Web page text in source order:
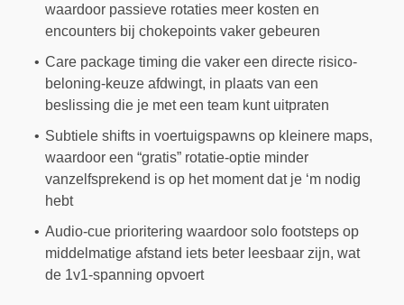
waardoor passieve rotaties meer kosten en
encounters bij chokepoints vaker gebeuren
Care package timing die vaker een directe risico-
beloning-keuze afdwingt, in plaats van een
beslissing die je met een team kunt uitpraten
Subtiele shifts in voertuigspawns op kleinere maps,
waardoor een “gratis” rotatie-optie minder
vanzelfsprekend is op het moment dat je ‘m nodig
hebt
Audio-cue prioritering waardoor solo footsteps op
middelmatige afstand iets beter leesbaar zijn, wat
de 1v1-spanning opvoert